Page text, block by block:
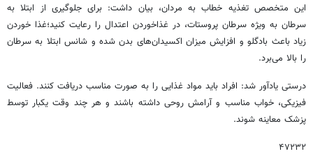
این متخصص تغذیه خطاب به مردان، بیان داشت: برای جلوگیری از ابتلا به
سرطان به ویژه سرطان پروستات، در غذاخوردن اعتدال را رعایت کنید؛غذا خوردن
زیاد باعث بادگلو و افزایش میزان اکسیدان‌های بدن شده و شانس ابتلا به سرطان
را بالا می‌برد.
درستی یادآور شد: افراد باید مواد غذایی را به صورت مناسب دریافت کنند. فعالیت
فیزیکی، خواب مناسب و آرامش روحی داشته باشند و هر چند وقت یکبار توسط
پزشک معاینه شوند.
۴۷۲۳۲